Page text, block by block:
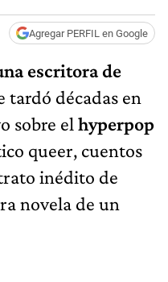
Agregar PERFIL en Google
escritora de
tardó décadas en
sobre el hyperpop
queer, cuentos
inédito de
novela de un